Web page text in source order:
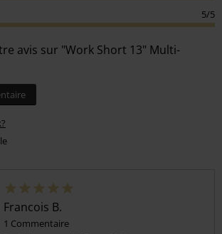
5/5
avis sur "Work Short 13" Multi-
Francois B.
1 Commentaire